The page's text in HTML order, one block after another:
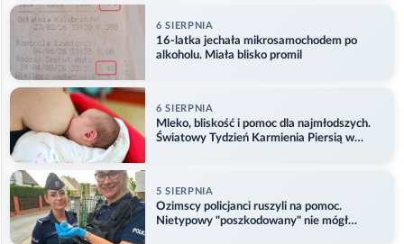
6 SIERPNIA
16-latka jechała mikrosamochodem po
alkoholu. Miała blisko promil
6 SIERPNIA
Mleko, bliskość i pomoc dla najmłodszych.
Światowy Tydzień Karmienia Piersią w
5 SIERPNIA
Ozimscy policjanci ruszyli na pomoc.
Nietypowy "poszkodowany" nie mógł